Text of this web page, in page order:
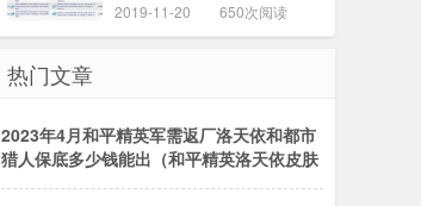
2019-11-20 650次阅读
热门文章
2023年4月和平精英军需返厂洛天依和都市
猎人保底多少钱能出（和平精英洛天依皮肤